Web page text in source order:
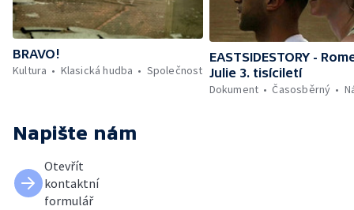
BRAVO!
Kultura
Klasická hudba Společnost
EASTSIDESTORY -
Julie 3. tisíciletí
Dokument
Časosběrný
Napište nám
Otevřít
kontaktní
formulář